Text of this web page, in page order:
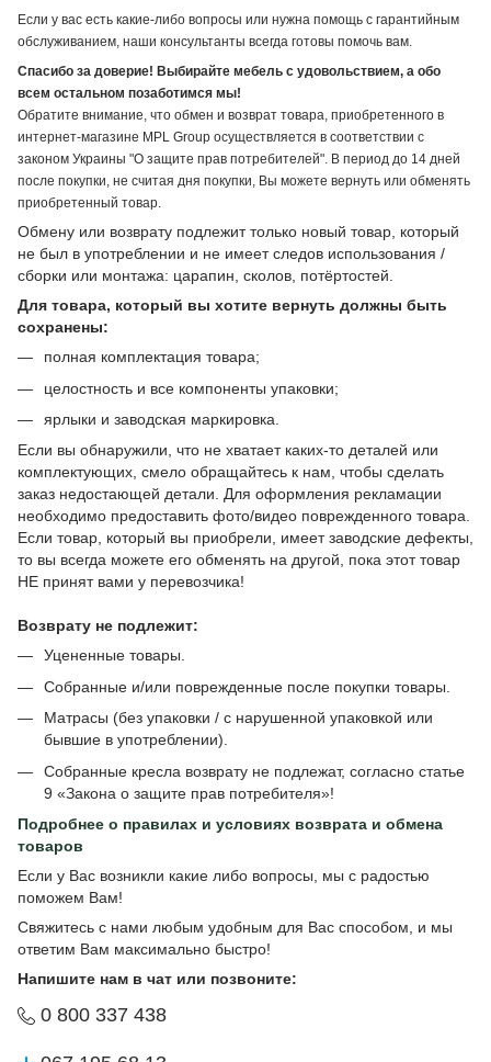
Если у вас есть какие-либо вопросы или нужна помощь с гарантийным
обслуживанием, наши консультанты всегда готовы помочь вам.
Спасибо за доверие! Выбирайте мебель с удовольствием, а обо
всем остальном позаботимся мы!
Обратите внимание, что обмен и возврат товара, приобретенного в
интернет-магазине MPL Group осуществляется в соответствии с
законом Украины "О защите прав потребителей". В период до 14 дней
после покупки, не считая дня покупки, Вы можете вернуть или обменять
приобретенный товар.
Обмену или возврату подлежит только новый товар, который
не был в употреблении и не имеет следов использования /
сборки или монтажа: царапин, сколов, потёртостей.
Для товара, который вы хотите вернуть должны быть
сохранены:
полная комплектация товара;
целостность и все компоненты упаковки;
ярлыки и заводская маркировка.
Если вы обнаружили, что не хватает каких-то деталей или
комплектующих, смело обращайтесь к нам, чтобы сделать
заказ недостающей детали. Для оформления рекламации
необходимо предоставить фото/видео поврежденного товара.
Если товар, который вы приобрели, имеет заводские дефекты,
то вы всегда можете его обменять на другой, пока этот товар
НЕ принят вами у перевозчика!
Возврату не подлежит:
Уцененные товары.
Собранные и/или поврежденные после покупки товары.
Матрасы (без упаковки / с нарушенной упаковкой или
бывшие в употреблении).
Собранные кресла возврату не подлежат, согласно статье
9 «Закона о защите прав потребителя»!
Подробнее о правилах и условиях возврата и обмена
товаров
Если у Вас возникли какие либо вопросы, мы с радостью
поможем Вам!
Свяжитесь с нами любым удобным для Вас способом, и мы
ответим Вам максимально быстро!
Напишите нам в чат или позвоните:
0 800 337 438